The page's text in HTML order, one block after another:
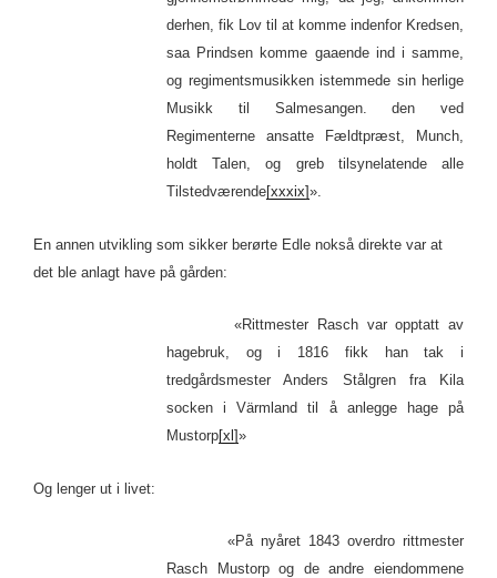
derhen, fik Lov til at komme indenfor Kredsen,
saa Prindsen komme gaaende ind i samme,
og regimentsmusikken istemmede sin herlige
Musikk til Salmesangen. den ved
Regimenterne ansatte Fældtpræst, Munch,
holdt Talen, og greb tilsynelatende alle
Tilstedværende[xxxix]».
En annen utvikling som sikker berørte Edle nokså direkte var at
det ble anlagt have på gården:
«Rittmester Rasch var opptatt av
hagebruk, og i 1816 fikk han tak i
tredgårdsmester Anders Stålgren fra Kila
socken i Värmland til å anlegge hage på
Mustorp[xl]»
Og lenger ut i livet:
«På nyåret 1843 overdro rittmester
Rasch Mustorp og de andre eiendommene